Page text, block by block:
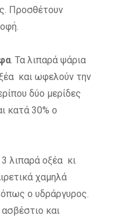
Προσθέτουν
. Τα λιπαρά ψάρια
και ωφελούν την
δύο μερίδες
κατά 30% ο
λιπαρά οξέα κι
χαμηλά
ο υδράργυρος.
και